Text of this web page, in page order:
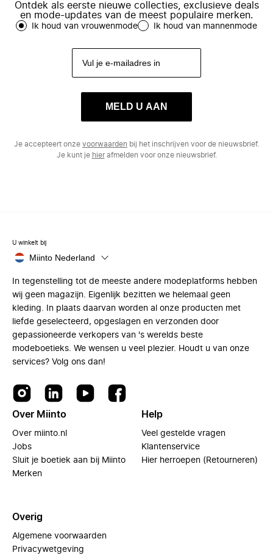
Ontdek als eerste nieuwe collecties, exclusieve deals
en mode-updates van de meest populaire merken.
Ik houd van vrouwenmode Ik houd van mannenmode
MELD U AAN
Je accepteert onze voorwaarden bij het inschrijven voor de nieuwsbrief.
Je kunt je hierafmelden voor onze nieuwsbrief.
U winkelt bij
Miinto Nederland
In tegenstelling tot de meeste andere modeplatforms hebben
wij geen magazijn. Eigenlijk bezitten we helemaal geen
kleding. In plaats daarvan worden al onze producten met
liefde geselecteerd, opgeslagen en verzonden door
gepassioneerde verkopers van 's werelds beste
modeboetieks. We wensen u veel plezier. Houdt u van onze
services? Volg ons dan!
Over Miinto
Over miinto.nl
Jobs
Sluit je boetiek aan bij Miinto
Merken
Help
Veel gestelde vragen
Klantenservice
Hier herroepen (Retourneren)
Overig
Algemene voorwaarden
Privacywetgeving